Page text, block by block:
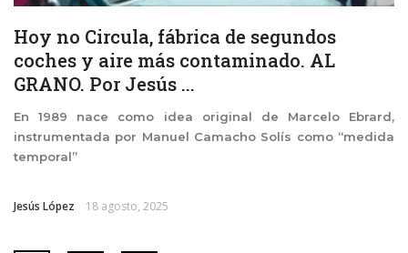
Hoy no Circula, fábrica de segundos
coches y aire más contaminado. AL
GRANO. Por Jesús ...
En 1989 nace como idea original de Marcelo Ebrard,
instrumentada por Manuel Camacho Solís como “medida
temporal”
Jesús López 18 agosto, 2025